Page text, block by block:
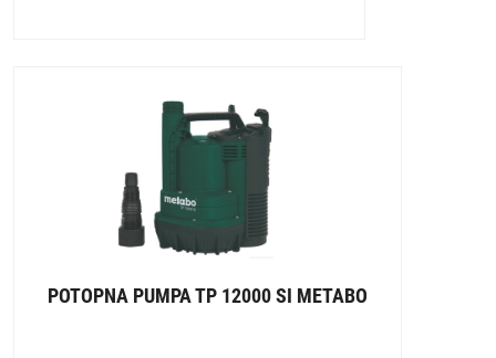
POTOPNA PUMPA TP 12000 SI METABO